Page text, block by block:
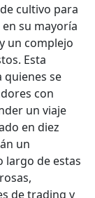
cultivo para
su mayoría
un complejo
Esta
se
con
un viaje
en diez
un
largo de estas
de trading y